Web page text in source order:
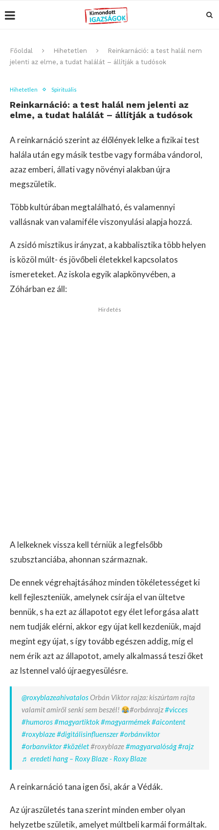
Főoldal Hihetetlen
Reinkarnáció: a test halál nem
jelenti az elme, a tudat halálát – állítják a tudósok
Hihetetlen Spirituális
Reinkarnáció: a test halál nem jelenti az
elme, a tudat halálát – állítják a tudósok
A reinkarnáció szerint az élőlények lelke a fizikai test
halála után egy másik testbe vagy formába vándorol,
azaz emberi, állati vagy növényi alakban újra
megszületik.
Több kultúrában megtalálható, és valamennyi
vallásnak van valamiféle viszonyulási alapja hozzá.
A zsidó misztikus irányzat, a kabbalisztika több helyen
is közöl múlt- és jövőbeli életekkel kapcsolatos
ismereteket. Az iskola egyik alapkönyvében, a
Zóhárban ez áll:
Hirdetés
A lelkeknek vissza kell térniük a legfelsőbb
szubsztanciába, ahonnan származnak.
De ennek végrehajtásához minden tökéletességet ki
kell fejleszteniük, amelynek csírája el van ültetve
bennük, s ha ezt az állapotot egy élet leforgása alatt
nem tudják elérni, akkor egy újat kell kezdeniük, majd
megint egy újat, s így tovább egészen addig, míg el
nem érik azt az állapotot, amely alkalmassá teszi őket
az Istennel való újraegyesülésre.
@roxyblazeahivatalosOrbán Viktor rajza: kiszúrtam rajta
valamit amiről senki sem beszél!
#orbánrajz#vicces
#humoros#magyartiktok#magyarmémek#aicontent
#roxyblaze#digitálisinfluenszer#orbánviktor
#orbanviktor#közélet#roxyblaze#magyarvalóság#rajz
♬ eredeti hang – Roxy Blaze - Roxy Blaze
A reinkarnáció tana igen ősi, akár a Védák.
Az újraszületés tana szerint minden ember olyan
helyzetbe születik, amelyet múltbeli karmái formáltak.